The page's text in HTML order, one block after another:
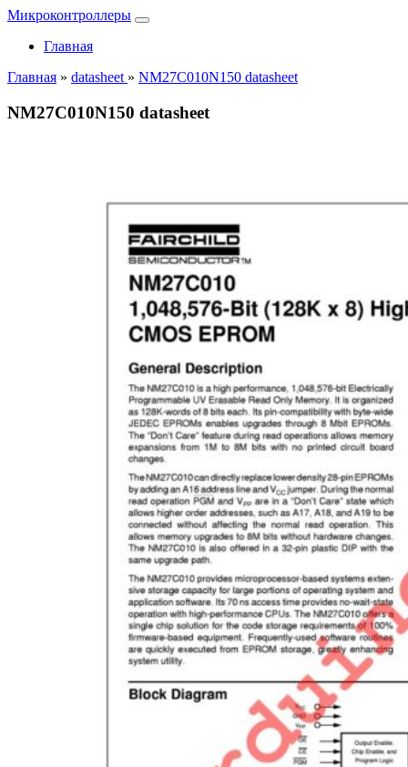
Микроконтроллеры
Главная
Главная » datasheet » NM27C010N150 datasheet
NM27C010N150 datasheet